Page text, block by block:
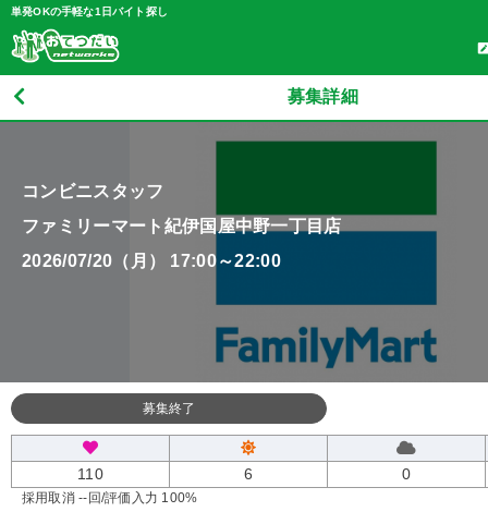
単発OKの手軽な1日バイト探し
募集詳細
コンビニスタッフ
ファミリーマート紀伊国屋中野一丁目店
2026/07/20（月） 17:00～22:00
募集終了
110 6 0
採用取消 --回/評価入力 100%